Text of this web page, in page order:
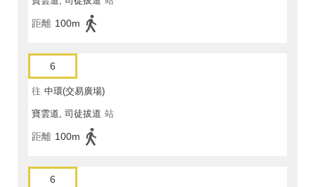
距離 100m
6
往 中環(交易廣場)
寶雲道, 司徒拔道 站
距離 100m
6